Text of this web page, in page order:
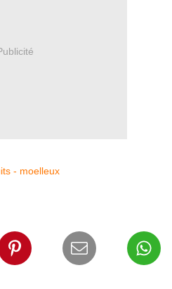
- moelleux